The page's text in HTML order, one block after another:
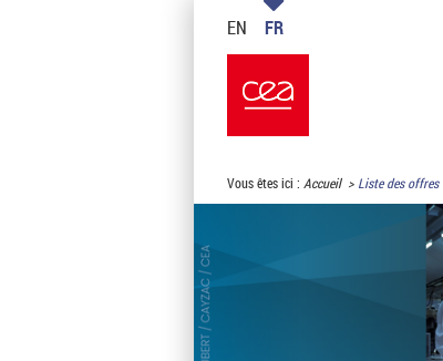
EN FR
Vous êtes ici : Accueil Liste des offres